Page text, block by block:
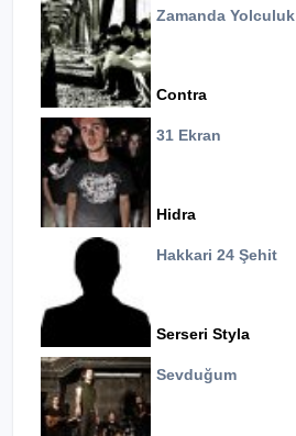
Zamanda Yolculuk
Contra
31 Ekran
Hidra
Hakkari 24 Şehit
Serseri Styla
Sevduğum